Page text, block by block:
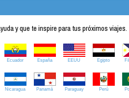
y que te inspire para tus próximos viajes.
Ecuador España EEUU Egipto
Nicaragua Panamá Paraguay Perú